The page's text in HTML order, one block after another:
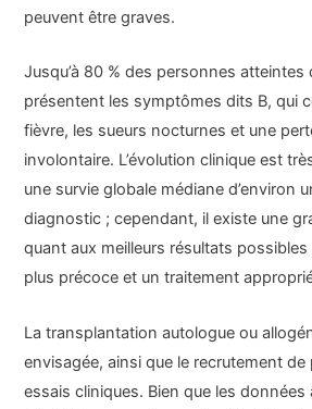
peuvent être graves.
Jusqu’à 80 % des personnes atteintes
présentent les symptômes dits B, qui
fièvre, les sueurs nocturnes et une
involontaire. L’évolution clinique est
une survie globale médiane d’environ
diagnostic ; cependant, il existe une
quant aux meilleurs résultats
plus précoce et un traitement
La transplantation autologue ou
envisagée, ainsi que le recrutement
essais cliniques. Bien que les données